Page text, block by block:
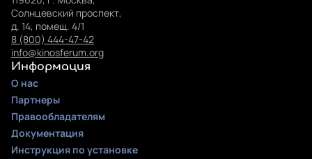
Солнцевский проспект,
д. 14, помещ. 4/1
8 (800) 444-47-42
info@kinosferum.org
Информация
О нас
Партнеры
Правообладателям
Документация
Инструкция по установке